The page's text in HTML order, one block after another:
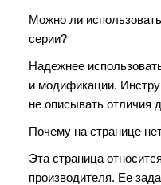
Можно ли
серии?
Надежнее
и модификации.
не описывать отличия
Почему на странице
Эта страница
производителя. Ее